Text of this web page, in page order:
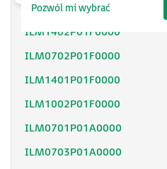
ILM1001P11F0000
ILM1402P01F0000
ILM0702P01F0000
ILM1401P01F0000
ILM1002P01F0000
ILM0701P01A0000
ILM0703P01A0000
Pozwól mi wybrać